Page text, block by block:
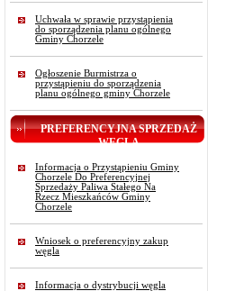
Uchwała w sprawie przystąpienia
do sporządzenia planu ogólnego
Gminy Chorzele
Ogłoszenie Burmistrza o
przystąpieniu do sporządzenia
planu ogólnego gminy Chorzele
PREFERENCYJNA SPRZEDAŻ
WĘGLA
Informacja o Przystąpieniu Gminy
Chorzele Do Preferencyjnej
Sprzedaży Paliwa Stałego Na
Rzecz Mieszkańców Gminy
Chorzele
Wniosek o preferencyjny zakup
węgla
Informacja o dystrybucji węgla